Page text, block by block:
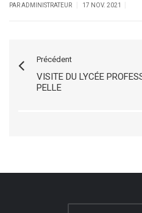
PAR ADMINISTRATEUR 17 NOV. 2021
Précédent
VISITE DU LYCÉE
PELLE